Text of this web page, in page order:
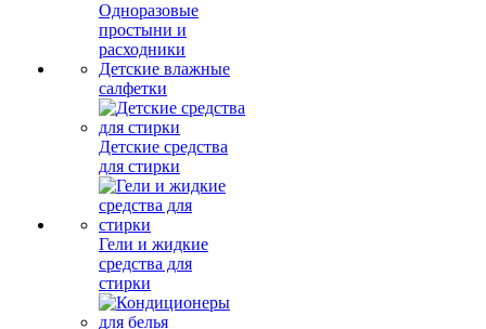
Одноразовые
простыни и
расходники
Детские влажные
салфетки
Детские средства
для стирки
Гели и жидкие
средства для
стирки